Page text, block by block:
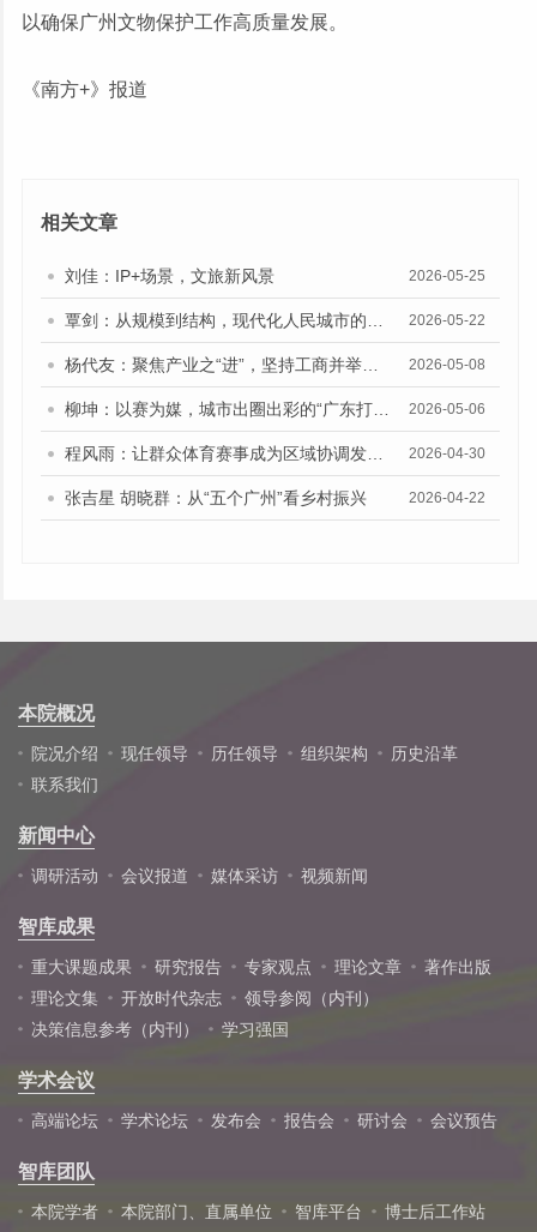
以确保广州文物保护工作高质量发展。
《南方+》报道
相关文章
刘佳：IP+场景，文旅新风景 2026-05-25
2026-05-22
2026-05-08
2026-05-06
2026-04-30
张吉星 胡晓群：从“五个广州”看乡村振兴 2026-04-22
本院概况
院况介绍 现任领导 历任领导 组织架构
历史沿革
联系我们
新闻中心
调研活动 会议报道 媒体采访 视频新闻
智库成果
重大课题成果 研究报告 专家观点 理论文章
著作出版
理论文集
开放时代杂志
领导参阅（内刊）
决策信息参考（内刊）
学习强国
学术会议
高端论坛 学术论坛 发布会 报告会 研讨会 会议预告
智库团队
本院学者 本院部门、直属单位 智库平台 博士后工作站